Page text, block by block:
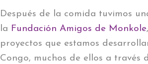
Después de la comida tuvimos
la Fundación Amigos de Monkole,
proyectos que estamos
Congo, muchos de ellos a